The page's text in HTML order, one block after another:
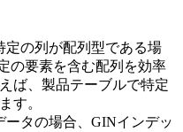
定の列が配列型である場
の要素を含む配列を効率
ば、製品テーブルで特定
す。
ータの場合、GINインデッ